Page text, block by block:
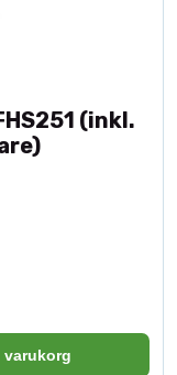
(inkl.
varukorg